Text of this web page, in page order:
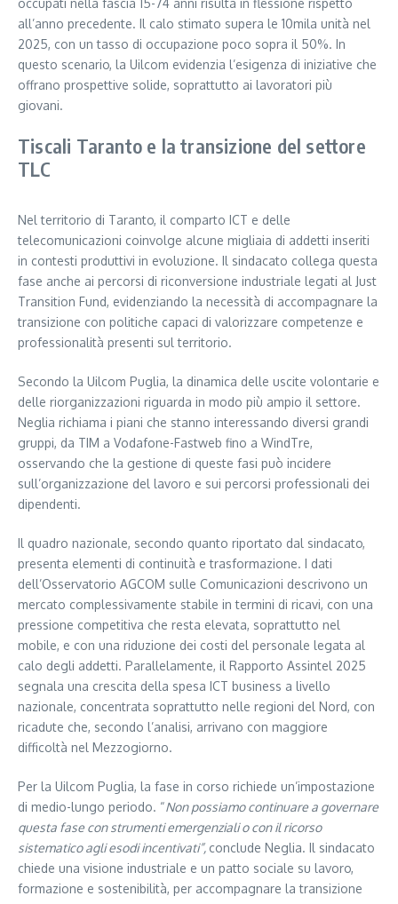
all’anno precedente. Il calo stimato supera le 10mila unità nel
2025, con un tasso di occupazione poco sopra il 50%. In
questo scenario, la Uilcom evidenzia l’esigenza di iniziative che
offrano prospettive solide, soprattutto ai lavoratori più
giovani.
Tiscali Taranto e la transizione del settore
TLC
Nel territorio di Taranto, il comparto ICT e delle
telecomunicazioni coinvolge alcune migliaia di addetti inseriti
in contesti produttivi in evoluzione. Il sindacato collega questa
fase anche ai percorsi di riconversione industriale legati al Just
Transition Fund, evidenziando la necessità di accompagnare la
transizione con politiche capaci di valorizzare competenze e
professionalità presenti sul territorio.
Secondo la Uilcom Puglia, la dinamica delle uscite volontarie e
delle riorganizzazioni riguarda in modo più ampio il settore.
Neglia richiama i piani che stanno interessando diversi grandi
gruppi, da TIM a Vodafone-Fastweb fino a WindTre,
osservando che la gestione di queste fasi può incidere
sull’organizzazione del lavoro e sui percorsi professionali dei
dipendenti.
Il quadro nazionale, secondo quanto riportato dal sindacato,
presenta elementi di continuità e trasformazione. I dati
dell’Osservatorio AGCOM sulle Comunicazioni descrivono un
mercato complessivamente stabile in termini di ricavi, con una
pressione competitiva che resta elevata, soprattutto nel
mobile, e con una riduzione dei costi del personale legata al
calo degli addetti. Parallelamente, il Rapporto Assintel 2025
segnala una crescita della spesa ICT business a livello
nazionale, concentrata soprattutto nelle regioni del Nord, con
ricadute che, secondo l’analisi, arrivano con maggiore
difficoltà nel Mezzogiorno.
Per la Uilcom Puglia, la fase in corso richiede un’impostazione
di medio-lungo periodo. “Non possiamo continuare a governare
questa fase con strumenti emergenziali o con il ricorso
sistematico agli esodi incentivati”, conclude Neglia. Il sindacato
chiede una visione industriale e un patto sociale su lavoro,
formazione e sostenibilità, per accompagnare la transizione